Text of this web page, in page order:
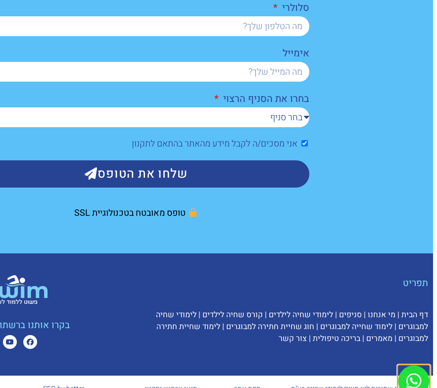
סלולרי
אימייל
בחרו את הסניף הרצוי
אני מסכים/ה לקבל מידע מהאתר בהתאם לתקנון
שלחו את הטופס
טופס מאובטח בטכנולוגיית SSL
תפריט
דף הבית | מי אנחנו | סניפים | לימודי שחיה לילדים | קורס שחיה לילדים | לימודי שחיה
למבוגרים | לימוד שחייה למבוגרים | חוג שחיית חתירה למבוגרים | לימוד שחיית חתירה
למבוגרים | מאמרים | בריכה טיפולית | צור קשר
בקרו אותנו